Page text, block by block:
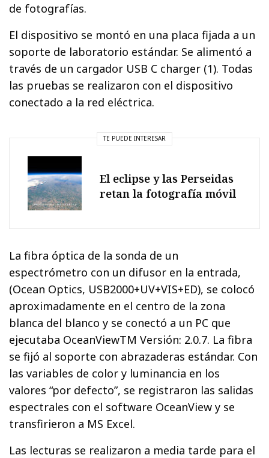
de fotografías.
El dispositivo se montó en una placa fijada a un
soporte de laboratorio estándar. Se alimentó a
través de un cargador USB C charger (1). Todas
las pruebas se realizaron con el dispositivo
conectado a la red eléctrica.
TE PUEDE INTERESAR
El eclipse y las Perseidas
retan la fotografía móvil
La fibra óptica de la sonda de un
espectrómetro con un difusor en la entrada,
(Ocean Optics, USB2000+UV+VIS+ED), se colocó
aproximadamente en el centro de la zona
blanca del blanco y se conectó a un PC que
ejecutaba OceanViewTM Versión: 2.0.7. La fibra
se fijó al soporte con abrazaderas estándar. Con
las variables de color y luminancia en los
valores “por defecto”, se registraron las salidas
espectrales con el software OceanView y se
transfirieron a MS Excel.
Las lecturas se realizaron a media tarde para el